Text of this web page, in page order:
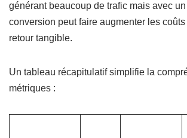
générant beaucoup de trafic mais avec
conversion peut faire augmenter les
retour tangible.
Un tableau récapitulatif simplifie la
métriques :